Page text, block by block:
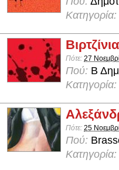
Κατηγορία:
Πότε: 27
Πού: Β
Κατηγορία:
Πότε: 25
Πού:
Κατηγορία: